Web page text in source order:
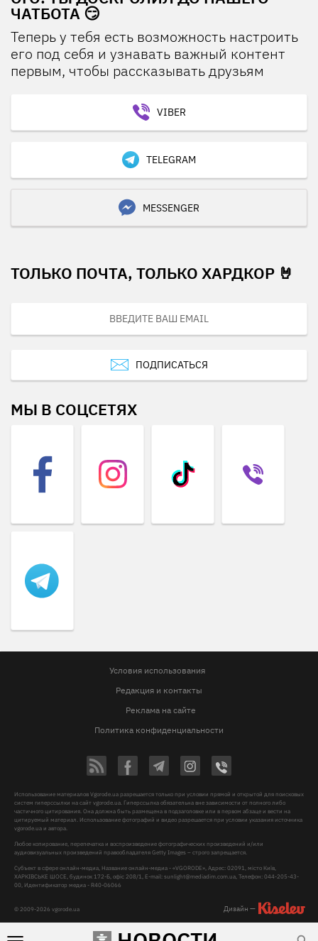
ЧАТБОТА 😏
Теперь у тебя есть возможность настроить
его под себя и узнавать важный контент
первым, чтобы рассказывать друзьям
VIBER
TELEGRAM
MESSENGER
ТОЛЬКО ПОЧТА, ТОЛЬКО ХАРДКОР 🤘
ПОДПИСАТЬСЯ
МЫ В СОЦСЕТЯХ
Условия использования
Редакция и контакты
Реклама на сайте
Политика конфиденциальности
© 2009-2026 vgorode.ua
Использование материалов Vgorode.ua разрешается только при условии прямой и открытой для поисковых
систем гиперссылки на сайт vgorode.ua. Гиперссылка обязательна вне зависимости от полного либо
частичного цитирования. Она должна быть размещена в подзаголовке или в первом абзаце и вести на
цитируемый материал. Использование фотографий и видео разрешается при условии указания источника
vgorode.ua и автора.
Любое копирование, перепечатка и воспроизведение фотографических произведений и/или
аудиовизуальных произведений правообладателя Getty Images – строго запрещается.
Субъект в сфере онлайн-медиа, Название онлайн-медиа - «VGORODE», Адрес: 02091, місто Київ,
ХАРКІВСЬКЕ ШОСЕ, будинок 172-Б, офіс 208/1, E-mail:sunlight@mediadim.com.ua, Телефон: 044-205-43-
00, Идентификатор медиа - R40-06066
Дизайн —